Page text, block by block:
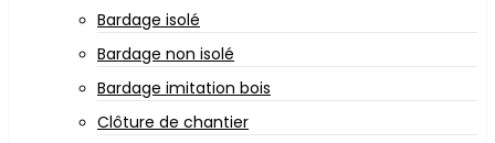
Bardage isolé
Bardage non isolé
Bardage imitation bois
Clôture de chantier